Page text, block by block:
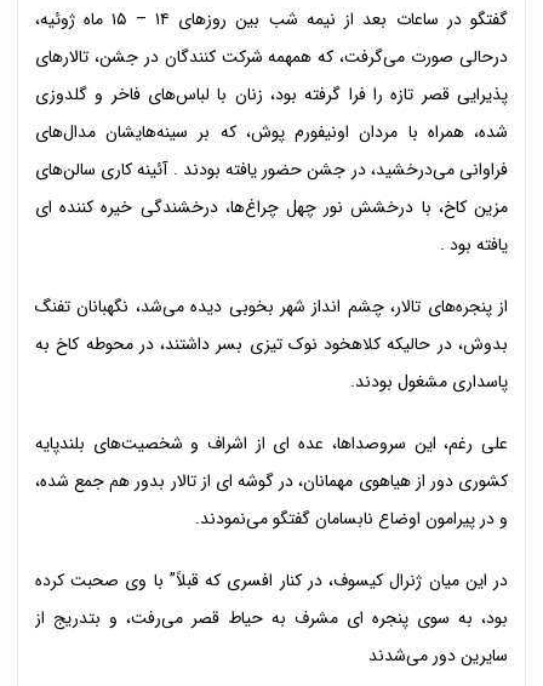
گفتگو در ساعات بعد از نیمه شب بین روزهای ۱۴ – ۱۵ ماه ژوئیه،
درحالی صورت می‌گرفت، که همهمه شرکت کنندگان در جشن، تالارهای
پذیرایی قصر تازه را فرا گرفته بود، زنان با لباس‌های فاخر و گلدوزی
شده، همراه با مردان اونیفورم پوش، که بر سینه‌هایشان مدال‌های
فراوانی می‌درخشید، در جشن حضور یافته بودند . آئینه کاری سالن‌های
مزین کاخ، با درخشش نور چهل چراغ‌ها، درخشندگی خیره کننده ای
یافته بود .
از پنجره‌های تالار، چشم انداز شهر بخوبی دیده می‌شد، نگهبانان تفنگ
بدوش، در حالیکه کلاهخود نوک تیزی بسر داشتند، در محوطه کاخ به
پاسداری مشغول بودند.
علی رغم، این سروصداها، عده ای از اشراف و شخصیت‌های بلندپایه
کشوری دور از هیاهوی مهمانان، در گوشه ای از تالار بدور هم جمع شده،
و در پیرامون اوضاع نابسامان گفتگو می‌نمودند.
در این میان ژنرال کیسوف، در کنار افسری که قبلاً” با وی صحبت کرده
بود، به سوی پنجره ای مشرف به حیاط قصر می‌رفت، و بتدریج از
سایرین دور می‌شدند